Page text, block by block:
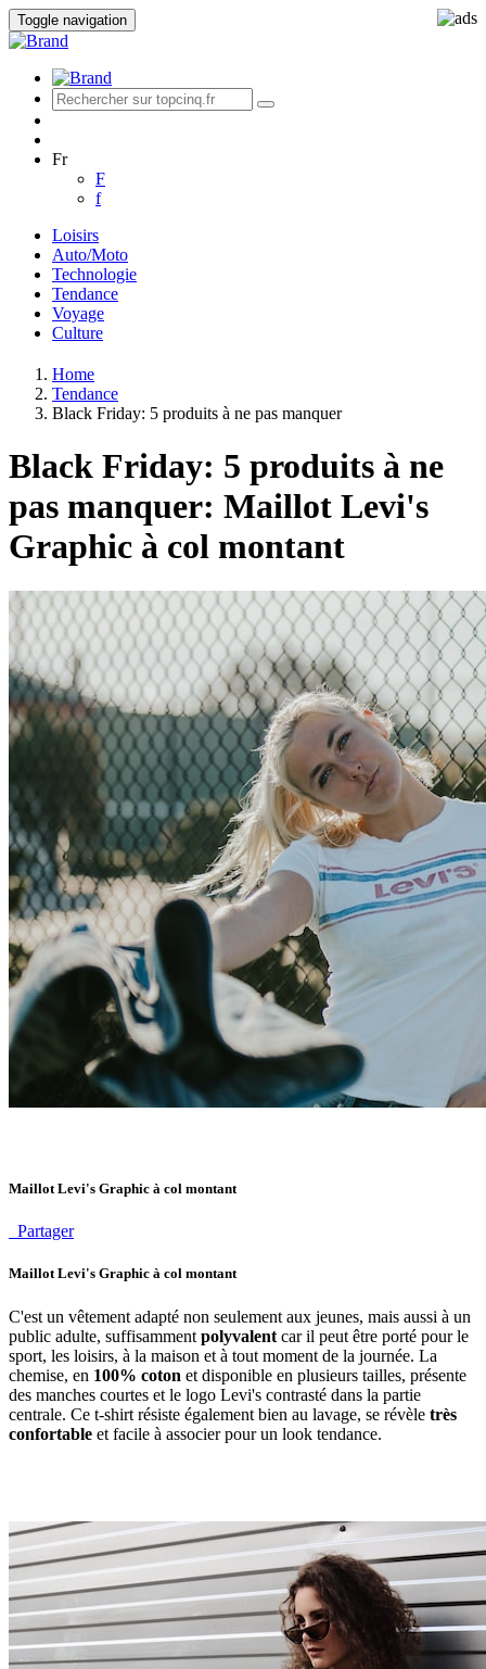
Toggle navigation
Fr
F
f
Loisirs
Auto/Moto
Technologie
Tendance
Voyage
Culture
Home
Tendance
Black Friday: 5 produits à ne pas manquer
Black Friday: 5 produits à ne
pas manquer: Maillot Levi's
Graphic à col montant
Maillot Levi's Graphic à col montant
Partager
Maillot Levi's Graphic à col montant
C'est un vêtement adapté non seulement aux jeunes, mais aussi à un
public adulte, suffisamment polyvalent car il peut être porté pour le
sport, les loisirs, à la maison et à tout moment de la journée. La
chemise, en 100% coton et disponible en plusieurs tailles, présente
des manches courtes et le logo Levi's contrasté dans la partie
centrale. Ce t-shirt résiste également bien au lavage, se révèle très
confortable et facile à associer pour un look tendance.